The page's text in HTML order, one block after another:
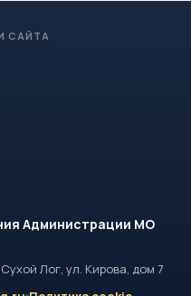
САЙТА
Администрации МО
Лог, ул. Кирова, дом 7